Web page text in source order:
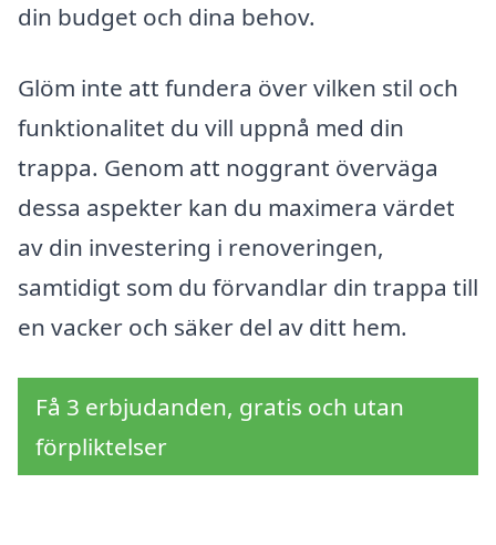
din budget och dina behov.
Glöm inte att fundera över vilken stil och
funktionalitet du vill uppnå med din
trappa. Genom att noggrant överväga
dessa aspekter kan du maximera värdet
av din investering i renoveringen,
samtidigt som du förvandlar din trappa till
en vacker och säker del av ditt hem.
Få 3 erbjudanden, gratis och utan
förpliktelser